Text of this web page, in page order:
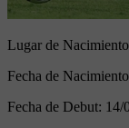
Lugar de
Fecha de
Fecha de Debut: 14/